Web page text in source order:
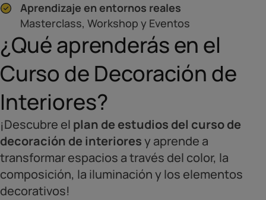
Aprendizaje en entornos reales
Masterclass, Workshop y Eventos
¿Qué aprenderás en el
Curso de Decoración de
Interiores?
¡Descubre el plan de estudios del curso de
decoración de interioresy aprende a
transformar espacios a través del color, la
composición, la iluminación y los elementos
decorativos!